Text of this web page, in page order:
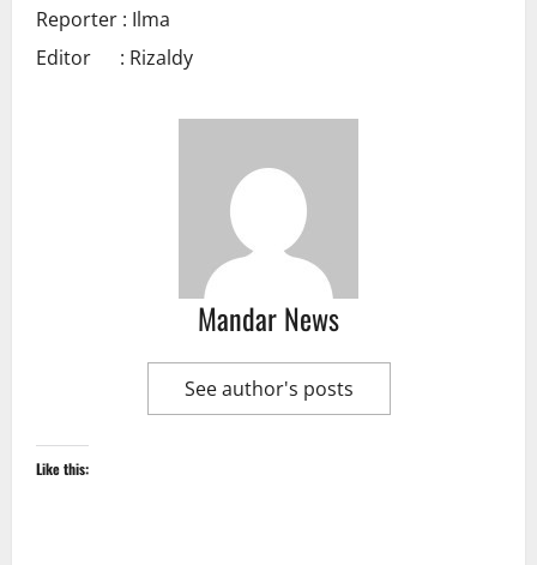
Reporter : Ilma
Editor : Rizaldy
Mandar News
See author's posts
Like this: